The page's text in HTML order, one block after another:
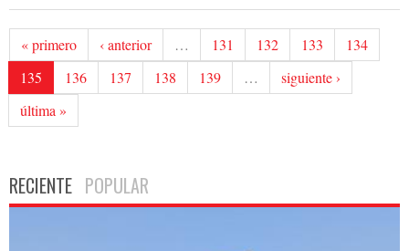
« primero ‹ anterior … 131 132 133
134
135
136 137 138 139 …
siguiente ›
última »
RECIENTE POPULAR